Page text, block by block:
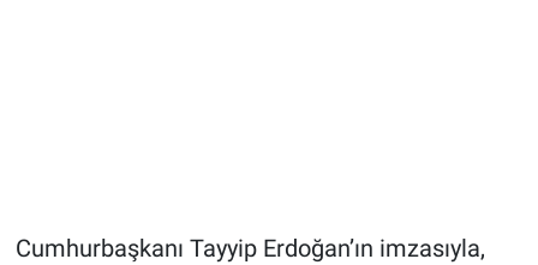
Cumhurbaşkanı Tayyip Erdoğan’ın imzasıyla,